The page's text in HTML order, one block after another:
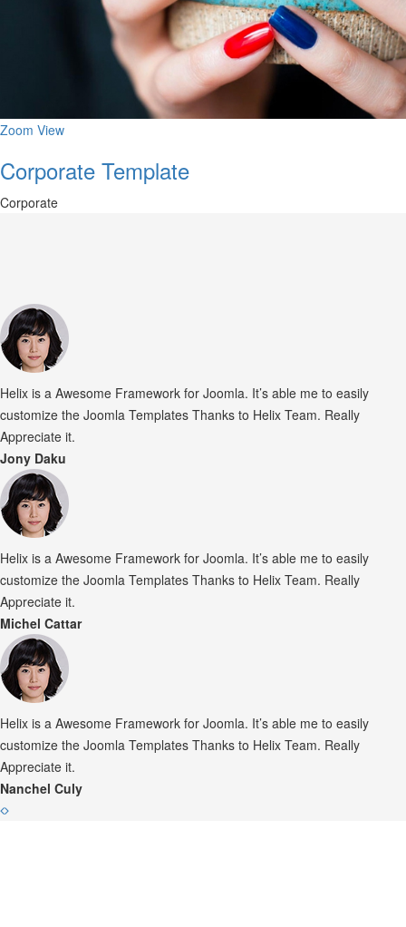
Zoom View
Corporate Template
Corporate
Helix is a Awesome Framework for Joomla. It’s able me to easily
customize the Joomla Templates Thanks to Helix Team. Really
Appreciate it.
Jony Daku
Helix is a Awesome Framework for Joomla. It’s able me to easily
customize the Joomla Templates Thanks to Helix Team. Really
Appreciate it.
Michel Cattar
Helix is a Awesome Framework for Joomla. It’s able me to easily
customize the Joomla Templates Thanks to Helix Team. Really
Appreciate it.
Nanchel Culy